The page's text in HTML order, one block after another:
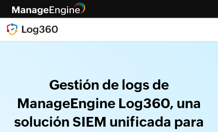
Gestión de logs de
ManageEngine Log360, una
solución SIEM unificada para